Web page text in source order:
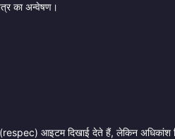
का अन्वेषण।
(respec) आइटम दिखाई देते हैं, लेकिन